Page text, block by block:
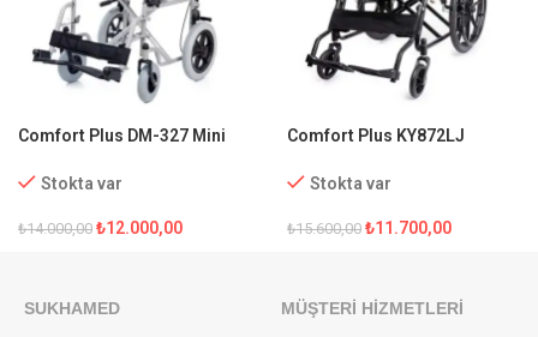
Comfort Plus DM-327 Mini
Sandalyesi
Stokta var
₺14.000,00 ₺12.000,00
Comfort Plus KY872LJ
Sandalye
Stokta var
₺15.600,00 ₺11.700,00
SUKHAMED MÜŞTERI HIZMETLERI